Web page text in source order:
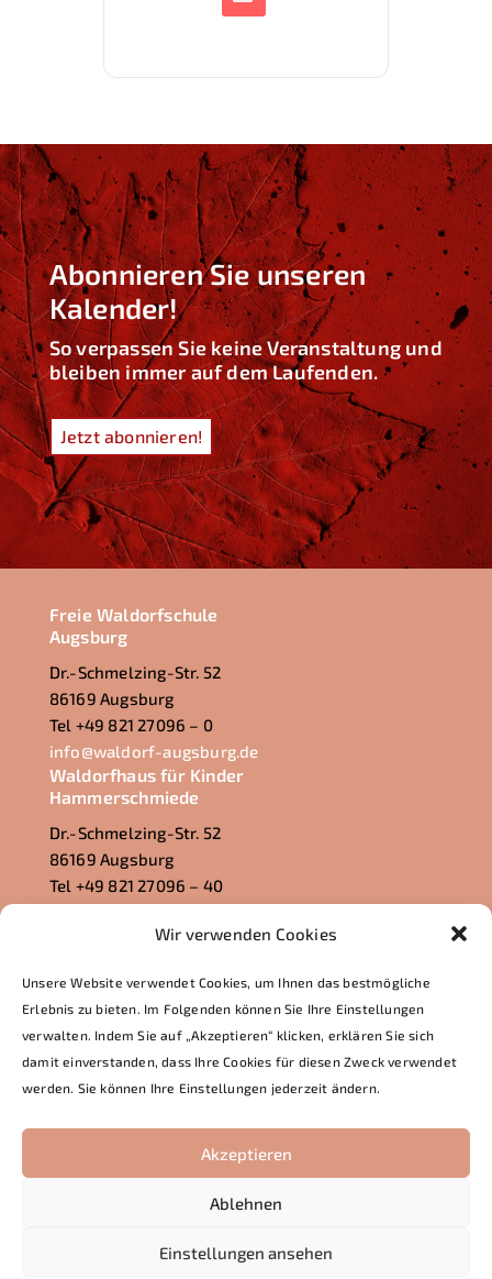
Wir verwenden Cookies
Unsere Website verwendet Cookies, um Ihnen das bestmögliche
Erlebnis zu bieten. Im Folgenden können Sie Ihre Einstellungen
verwalten. Indem Sie auf „Akzeptieren“ klicken, erklären Sie sich
damit einverstanden, dass Ihre Cookies für diesen Zweck verwendet
werden. Sie können Ihre Einstellungen jederzeit ändern.
Akzeptieren
Ablehnen
Einstellungen ansehen
Abonnieren Sie unseren
Kalender!
So verpassen Sie keine Veranstaltung und
bleiben immer auf dem Laufenden.
Jetzt abonnieren!
Freie Waldorfschule
Augsburg
Dr.-Schmelzing-Str. 52
86169 Augsburg
Tel +49 821 27096 – 0
info@waldorf-augsburg.de
Waldorfhaus für Kinder
Hammerschmiede
Dr.-Schmelzing-Str. 52
86169 Augsburg
Tel +49 821 27096 – 40
Waldorfhaus für Kinder
Euler-Chelpin-Str. 23
86165 Augsburg
Tel +49 821 722228
lechauen@waldorf-augsburg.de
© 2026 Freie Waldorfschule und